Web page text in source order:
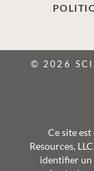
© 2026 SCI
Ce site
Resources,
identifier un